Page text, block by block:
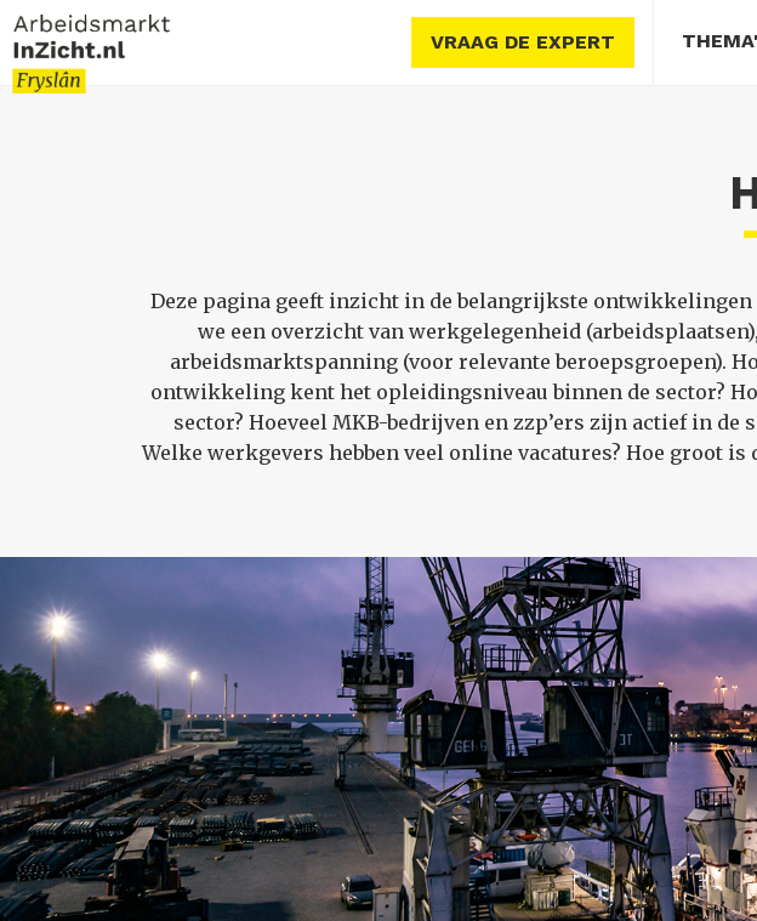
VRAAG DE EXPERT
Deze pagina geeft inzicht in de belangrijkste ontwikkelingen
we een overzicht van werkgelegenheid
arbeidsmarktspanning (voor relevante beroepsgroepen).
ontwikkeling kent het opleidingsniveau binnen de sector?
sector? Hoeveel MKB-bedrijven en zzp’ers zijn actief in
Welke werkgevers hebben veel online vacatures? Hoe groot